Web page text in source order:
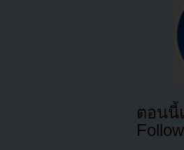
ตอนนี้